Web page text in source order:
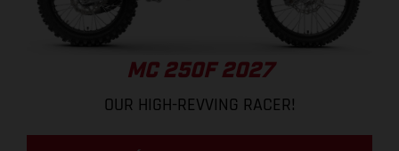
MC 250F 2027
OUR HIGH-REVVING RACER!